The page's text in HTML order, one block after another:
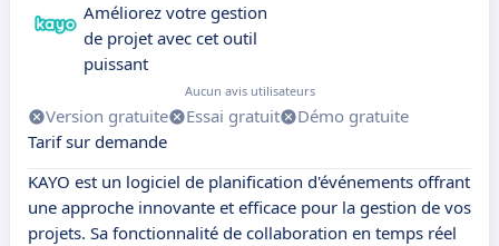
Améliorez votre gestion
de projet avec cet outil
puissant
Aucun avis utilisateurs
Version gratuite Essai gratuit
Démo gratuite
Tarif sur demande
KAYO est un logiciel de planification d'événements offrant
une approche innovante et efficace pour la gestion de vos
projets. Sa fonctionnalité de collaboration en temps réel